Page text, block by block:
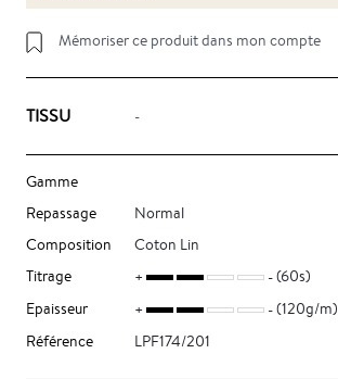
Mémoriser ce produit dans mon compte
TISSU -
Gamme
Repassage
Normal
Composition
Coton Lin
Titrage
(60s)
Epaisseur
(120g/m)
Référence
LPF174/201